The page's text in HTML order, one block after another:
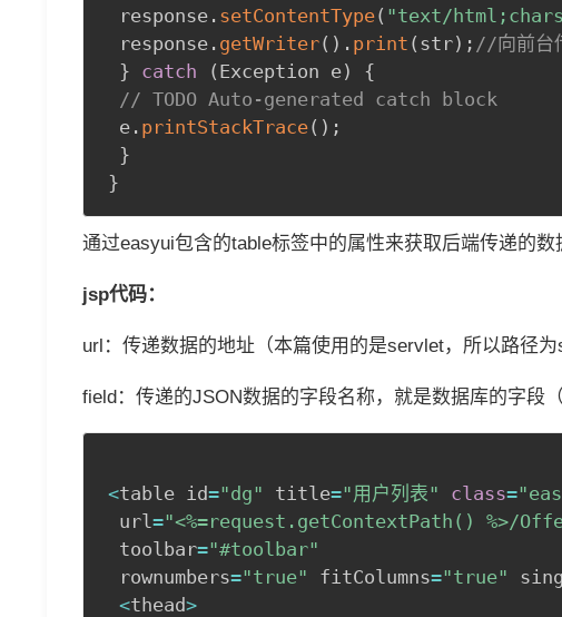
response . setContentType( "text/
response . getWriter( ) . print ( str) ; //向前台
} catch ( Exception e)
{
// TODO Auto-generated catch block
e . printStackTrace( ) ;
}
}
通过easyui包含的table标签中的属性来获取后端传递的数
jsp代码：
url：传递数据的地址（本篇使用的是servlet，所以路径
field：传递的JSON数据的字段名称，就是数据库的字段（
<table id="dg" title="用户列表" class=
url ="<%=request.getContextPath() %>/
toolbar="#toolbar"
rownumbers="true" fitColumns="true"
<thead>